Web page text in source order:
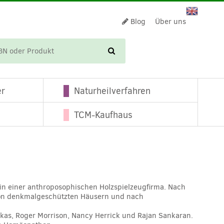
Blog Über uns
Naturheilverfahren
TCM-Kaufhaus
einer anthroposophischen Holzspielzeugfirma. Nach
denkmalgeschützten Häusern und nach
Roger Morrison, Nancy Herrick und Rajan Sankaran.